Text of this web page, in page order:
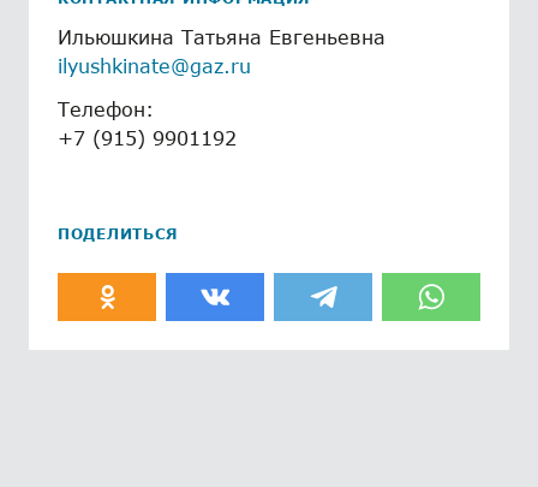
Ильюшкина Татьяна Евгеньевна
ilyushkinate@gaz.ru
Телефон:
+7 (915) 9901192
ПОДЕЛИТЬСЯ